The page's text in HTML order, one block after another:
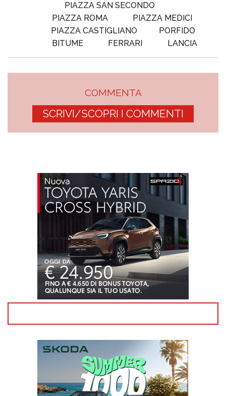
PIAZZA SAN SECONDO
PIAZZA ROMA
PIAZZA MEDICI
PIAZZA CASTIGLIANO
PORFIDO
BITUME
FERRARI LANCIA
COMMENTA
SCRIVI/SCOPRI I COMMENTI